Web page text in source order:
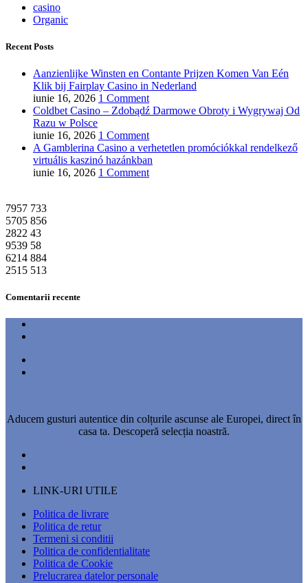
casino
Organic
Recent Posts
Aanzienlijke Winsten en Contante Prijzen Komen Van Eén
Klik bij Fairplay Casino in Nederland
iunie 16, 2026 1 Comment
Coldbet Casino – Zdobądź Darmowe Obroty i Wygrywaj Od
Razu w Polsce
iunie 16, 2026 1 Comment
A Gamblerina Casino a verhetetlen promóciókkal rendelkező
virtuális kaszinó hazánkban
iunie 16, 2026 1 Comment
7957 733
5705 856
2822 43
9539 58
6214 884
2515 513
Comentarii recente
Aducem gusturi autentice din colțurile ascunse ale Europei, direct în
casa ta. Descoperă selecția noastră.
LINK-URI UTILE
Politica de livrare
Politica de retur
Termeni si conditii
Politica de confidentialitate
Politica de Cookie
Prelucrarea datelor personale